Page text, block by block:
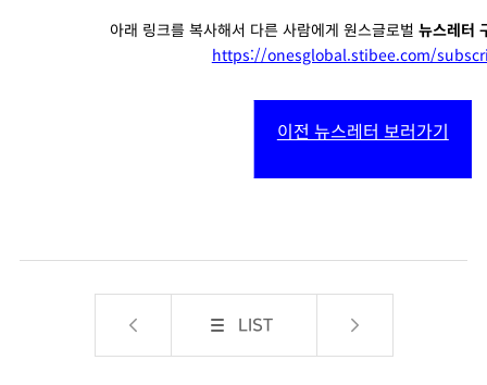
아래 링크를 복사해서 다른 사람에게 원스글로벌 뉴스레터
https://onesglobal.stibee.com/
이전 뉴스레터 보러가기
LIST